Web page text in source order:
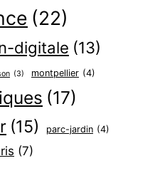
(22)
digitale (13)
(3) montpellier (4)
(17)
(15) parc-jardin (4)
(7)